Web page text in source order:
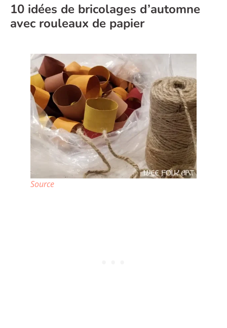
10 idées de bricolages d’automne
avec rouleaux de papier
Source